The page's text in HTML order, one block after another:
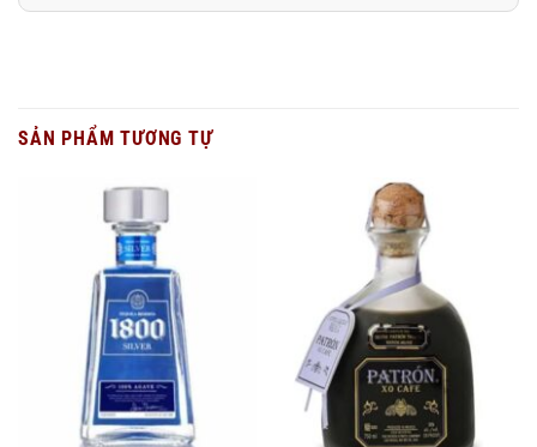
SẢN PHẨM TƯƠNG TỰ